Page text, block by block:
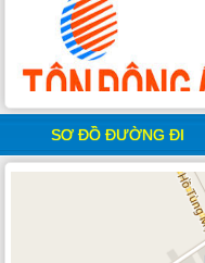
SƠ ĐỒ ĐƯỜNG ĐI